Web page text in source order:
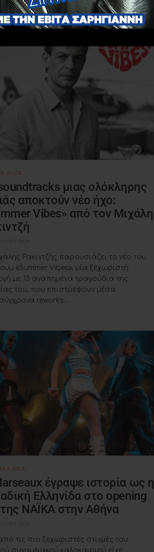
μιας ολόκληρης
αποκτούν νέο ήχο:
Vibes» από τον Μιχάλη
Ρακιντζής παρουσιάζει το νέο του
«Summer Vibes», μία ξεχωριστή
με 13 αγαπημένα τραγούδια της
του, που επιστρέφουν μέσα
reworks....
έγραψε ιστορία ως η
Ελληνίδα στο opening
NAÏKA στην Αθήνα
τις πιο ξεχωριστές στιγμές του
συναυλιακού καλοκαιριού είχε